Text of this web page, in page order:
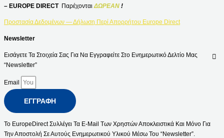
– EUROPE DIRECT Παρέχονται ΔΩΡΕΑΝ !
Προστασία Δεδομένων — Δήλωση Περί Απορρήτου Europe Direct
Newsletter
Εισάγετε Τα Στοιχεία Σας Για Να Εγγραφείτε Στο Ενημερωτικό Δελτίο Μας
“Newsletter”
Email
ΕΓΓΡΑΦΉ
Το EuropeDirect Συλλέγει Τα E-Mail Των Χρηστών Αποκλειστικά Και Μόνο Για
Την Αποστολή Σε Αυτούς Ενημερωτικού Υλικού Μέσω Του “Newsletter”.